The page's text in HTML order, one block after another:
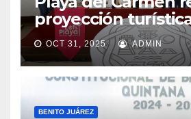
proyección
OCT 31, 2025 ADMIN
BENITO JUÁREZ